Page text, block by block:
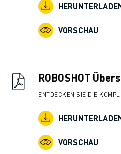
VORSCHAU
ROBOSHOT
ENTDECKEN SIE DIE
VORSCHAU